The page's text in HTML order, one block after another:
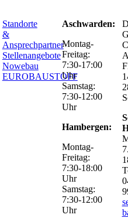
Standorte
&
Ansprechpartner
Stellenangebote
Nowebau
EUROBAUSTOFF
Aschwarden:
Montag-
Freitag:
7:30-17:00
Uhr
Samstag:
7:30-12:00
Uhr
Hambergen:
Montag-
Freitag:
7:30-18:00
Uhr
Samstag:
7:30-12:00
Uhr